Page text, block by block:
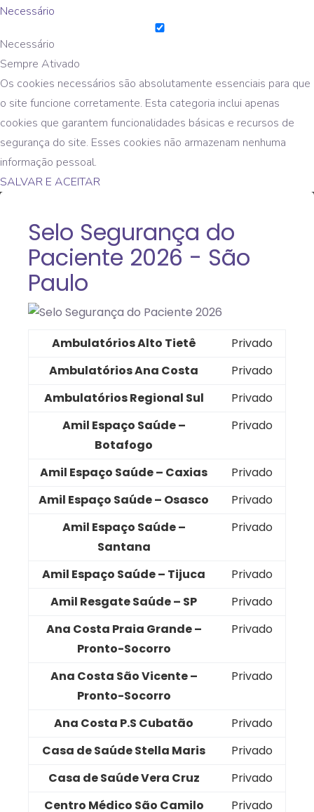
Necessário
Necessário
Sempre Ativado
Os cookies necessários são absolutamente essenciais para que
o site funcione corretamente. Esta categoria inclui apenas
cookies que garantem funcionalidades básicas e recursos de
segurança do site. Esses cookies não armazenam nenhuma
informação pessoal.
SALVAR E ACEITAR
Selo Segurança do
Paciente 2026 - São
Paulo
Ambulatórios Alto Tietê
Privado
Ambulatórios Ana Costa
Privado
Ambulatórios Regional Sul
Privado
Amil Espaço Saúde –
Botafogo
Privado
Amil Espaço Saúde – Caxias
Privado
Amil Espaço Saúde – Osasco
Privado
Amil Espaço Saúde –
Santana
Privado
Amil Espaço Saúde – Tijuca
Privado
Amil Resgate Saúde – SP
Privado
Ana Costa Praia Grande –
Pronto-Socorro
Privado
Ana Costa São Vicente –
Pronto-Socorro
Privado
Ana Costa P.S Cubatão
Privado
Casa de Saúde Stella Maris
Privado
Casa de Saúde Vera Cruz
Privado
Centro Médico São Camilo
Privado